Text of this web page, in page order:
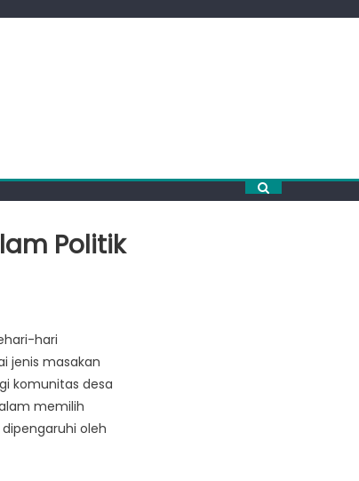
Politik
hari
jenis masakan
komunitas desa
memilih
oleh